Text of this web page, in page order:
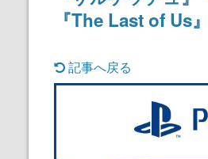
『The Last of Us
記事へ戻る